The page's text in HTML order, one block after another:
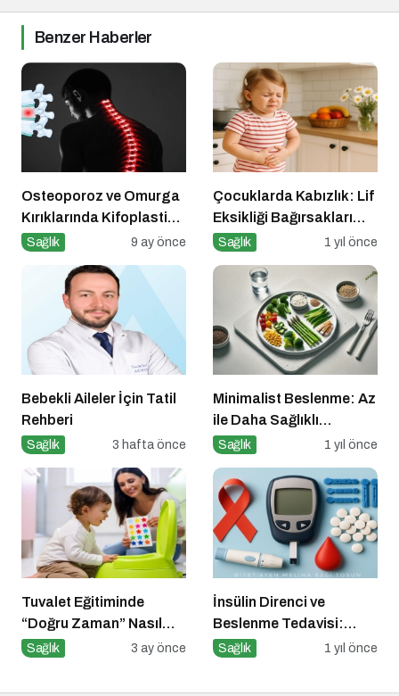
Benzer Haberler
Osteoporoz ve Omurga
Kırıklarında Kifoplasti
Yönteminin Önemi
Sağlık 9 ay önce
Çocuklarda Kabızlık: Lif
Eksikliği Bağırsakları
Nasıl Yavaşlatır?
Sağlık 1 yıl önce
Bebekli Aileler İçin Tatil
Rehberi
Sağlık 3 hafta önce
Minimalist Beslenme: Az
ile Daha Sağlıklı
Yaşamak
Sağlık 1 yıl önce
Tuvalet Eğitiminde
“Doğru Zaman” Nasıl
Anlaşılır?
Sağlık 3 ay önce
İnsülin Direnci ve
Beslenme Tedavisi:
Düşük Glisemik İndeksli
Sağlık 1 yıl önce